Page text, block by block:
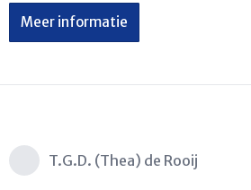
Meer informatie
T.G.D. (Thea) de Rooij